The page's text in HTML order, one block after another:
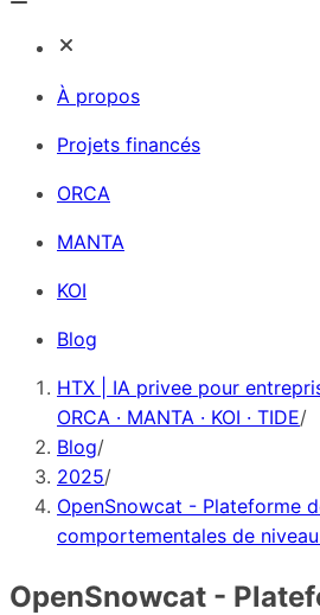
À propos
Projets financés
ORCA
MANTA
KOI
Blog
HTX | IA privee pour
ORCA · MANTA · KOI · TIDE/
Blog/
2025/
OpenSnowcat - Plateforme
comportementales de
OpenSnowcat -